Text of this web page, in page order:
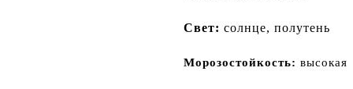
Свет: солнце, полутень
Морозостойкость: высокая